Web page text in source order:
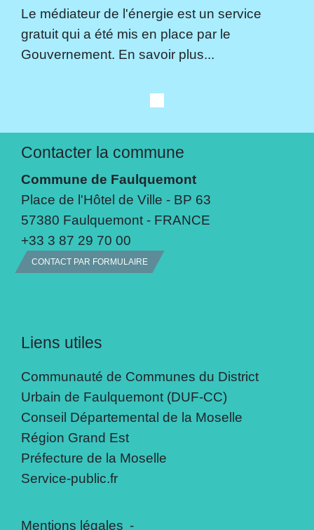
Le médiateur de l'énergie est un service
gratuit qui a été mis en place par le
Gouvernement. En savoir plus...
Contacter la commune
Commune de Faulquemont
Place de l'Hôtel de Ville - BP 63
57380 Faulquemont - FRANCE
+33 3 87 29 70 00
CONTACT PAR FORMULAIRE
Liens utiles
Communauté de Communes du District
Urbain de Faulquemont (DUF-CC)
Conseil Départemental de la Moselle
Région Grand Est
Préfecture de la Moselle
Service-public.fr
Mentions légales -